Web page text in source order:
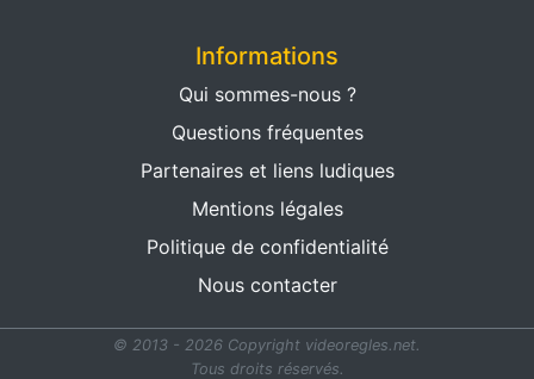
Informations
Qui sommes-nous ?
Questions fréquentes
Partenaires et liens ludiques
Mentions légales
Politique de confidentialité
Nous contacter
© 2013 - 2026 Copyright videoregles.net.
Tous droits réservés.